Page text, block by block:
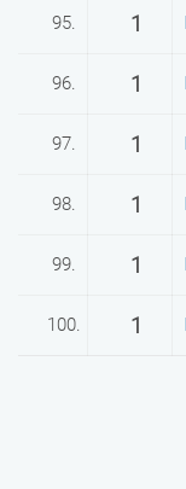
95. 1
96. 1
97. 1
98. 1
99. 1
100. 1